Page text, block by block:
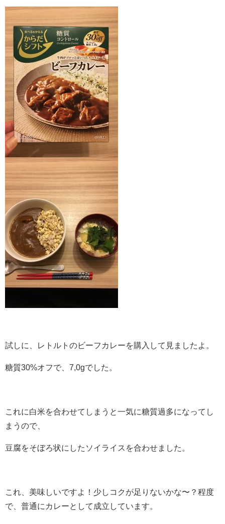
試しに、レトルトのビーフカレーを購入して見ましたよ。
糖質30%オフで、7,0gでした。
これに白米を合わせてしまうと一気に糖質過多になってし
まうので、
豆腐をそぼろ状にしたソイライスを合わせました。
これ、美味しいですよ！少しコクが足りないかな〜？程度
で、普通にカレーとして成立しています。